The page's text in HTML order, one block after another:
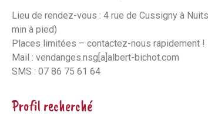
Lieu de rendez-vous : 4 rue de Cussigny à
min à pied)
Places limitées – contactez-nous rapidement !
Mail : vendanges.nsg[a]albert-bichot.com
SMS : 07 86 75 61 64
Profil recherché